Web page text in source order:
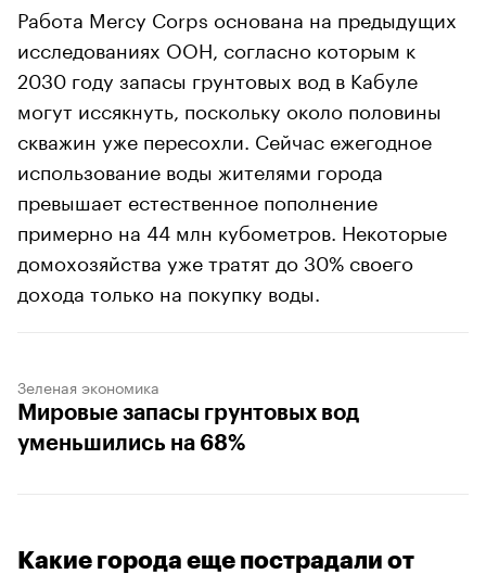
Работа Mercy Corps основана на предыдущих
исследованиях ООН, согласно которым к
2030 году запасы грунтовых вод в Кабуле
могут иссякнуть, поскольку около половины
скважин уже пересохли. Сейчас ежегодное
использование воды жителями города
превышает естественное пополнение
примерно на 44 млн кубометров. Некоторые
домохозяйства уже тратят до 30% своего
дохода только на покупку воды.
Зеленая экономика
Мировые запасы грунтовых вод
уменьшились на 68%
Какие города еще пострадали от